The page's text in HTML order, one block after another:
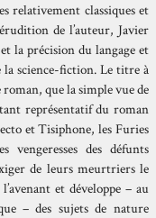
relativement classiques et
de l’auteur, Javier
la précision du langage et
la science-fiction. Le titre à
que la simple vue de
représentatif du roman
et Tisiphone, les Furies
vengeresses des défunts
de leurs meurtriers le
et développe – au
– des sujets de nature